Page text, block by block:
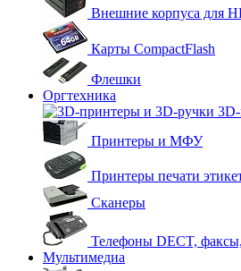
Внешние корпуса для
Карты CompactFlash
Флешки
Оргтехника
Принтеры и МФУ
Принтеры печати
Сканеры
Телефоны DECT,
Мультимедиа